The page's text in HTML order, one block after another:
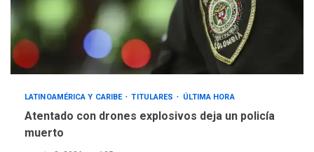
LATINOAMÉRICA Y CARIBE TITULARES ÚLTIMA HORA
Atentado con drones explosivos deja un policía
muerto